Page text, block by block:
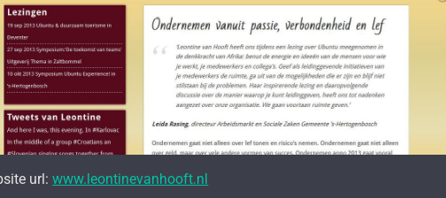
url:www.leontinevanhooft.nl